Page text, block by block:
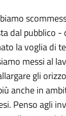
dal pubblico
la voglia di
messi al
gli
anche in
Penso agli